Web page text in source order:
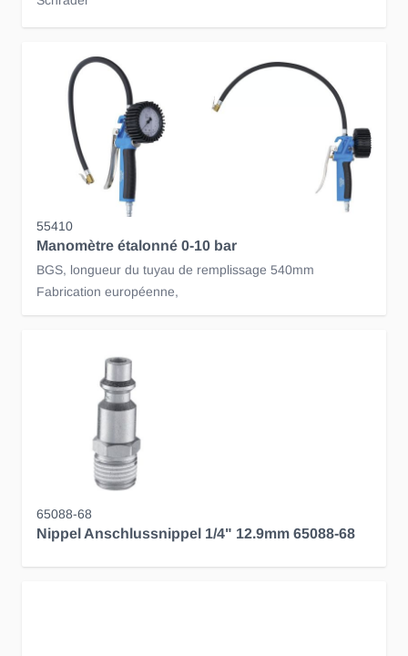
55410
Manomètre étalonné 0-10 bar
BGS, longueur du tuyau de remplissage 540mm
Fabrication européenne,
65088-68
Nippel Anschlussnippel 1/4" 12.9mm 65088-68